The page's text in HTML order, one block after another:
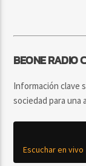
BEONE RADIO
Información clave
sociedad para una
Escuchar en vivo